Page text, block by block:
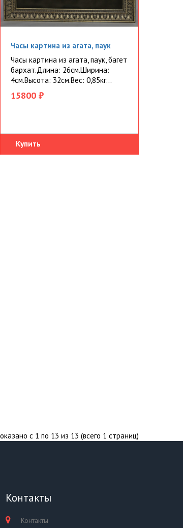
Часы картина из агата, паук
Часы картина из агата, паук, багет
бархат.Длина: 26см.Ширина:
4см.Высота: 32см.Вес: 0,85кг...
15800 ₽
Купить
с 1 по 13 из 13 (всего 1 страниц)
Контакты
Контакты